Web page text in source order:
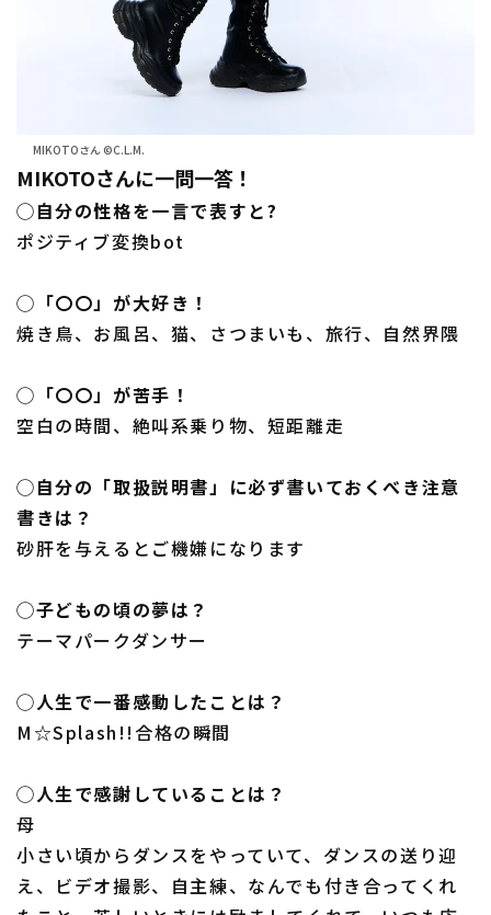
MIKOTOさん ©C.L.M.
MIKOTOさんに一問一答！
◯自分の性格を一言で表すと?
ポジティブ変換bot
◯「〇〇」が大好き！
焼き鳥、お風呂、猫、さつまいも、旅行、自然界隈
◯「〇〇」が苦手！
空白の時間、絶叫系乗り物、短距離走
◯自分の「取扱説明書」に必ず書いておくべき注意
書きは？
砂肝を与えるとご機嫌になります
◯子どもの頃の夢は？
テーマパークダンサー
◯人生で一番感動したことは？
M☆Splash!!合格の瞬間
◯人生で感謝していることは？
母
小さい頃からダンスをやっていて、ダンスの送り迎
え、ビデオ撮影、自主練、なんでも付き合ってくれ